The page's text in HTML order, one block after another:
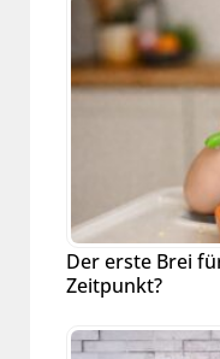
Der erste Brei
Zeitpunkt?